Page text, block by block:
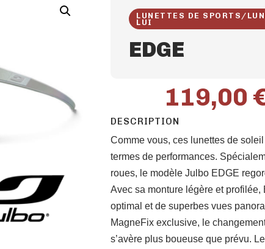
LUNETTES DE SPORTS /
LUI
EDGE
119,00
DESCRIPTION
Comme vous, ces lunettes de
termes de performances.
roues, le modèle Julbo EDGE
Avec sa monture légère et
optimal et de superbes vues
MagneFix exclusive, le
s’avère plus boueuse que prévu.